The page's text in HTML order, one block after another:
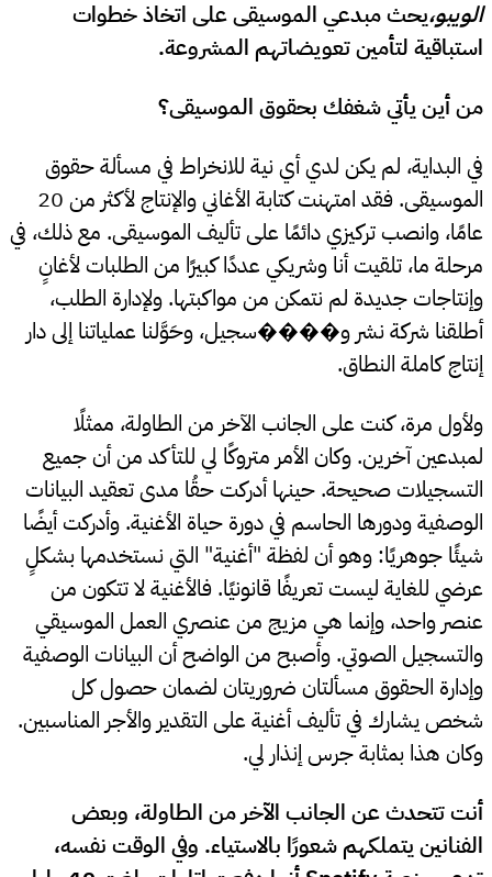
الويبو،يحث مبدعي الموسيقى على اتخاذ خطوات
استباقية لتأمين تعويضاتهم المشروعة.
من أين يأتي شغفك بحقوق الموسيقى؟
في البداية، لم يكن لدي أي نية للانخراط في مسألة حقوق
الموسيقى. فقد امتهنت كتابة الأغاني والإنتاج لأكثر من 20
عامًا، وانصب تركيزي دائمًا على تأليف الموسيقى. مع ذلك، في
مرحلة ما، تلقيت أنا وشريكي عددًا كبيرًا من الطلبات لأغانٍ
وإنتاجات جديدة لم نتمكن من مواكبتها. ولإدارة الطلب،
أطلقنا شركة نشر و����سجيل، وحَوَّلنا عملياتنا إلى دار
إنتاج كاملة النطاق.
ولأول مرة، كنت على الجانب الآخر من الطاولة، ممثلًا
لمبدعين آخرين. وكان الأمر متروكًا لي للتأكد من أن جميع
التسجيلات صحيحة. حينها أدركت حقُا مدى تعقيد البيانات
الوصفية ودورها الحاسم في دورة حياة الأغنية. وأدركت أيضًا
شيئًا جوهريًا: وهو أن لفظة "أغنية" التي نستخدمها بشكلٍ
عرضي للغاية ليست تعريفًا قانونيًا. فالأغنية لا تتكون من
عنصر واحد، وإنما هي مزيج من عنصري العمل الموسيقي
والتسجيل الصوتي. وأصبح من الواضح أن البيانات الوصفية
وإدارة الحقوق مسألتان ضروريتان لضمان حصول كل
شخص يشارك في تأليف أغنية على التقدير والأجر المناسبين.
وكان هذا بمثابة جرس إنذار لي.
أنت تتحدث عن الجانب الآخر من الطاولة، وبعض
الفنانين يتملكهم شعورًا بالاستياء. وفي الوقت نفسه،